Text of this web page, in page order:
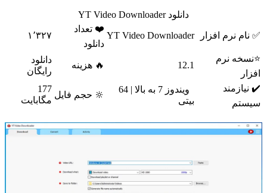
دانلود YT Video Downloader
✅ نام نرم افزار YT Video Downloader
❤️ تعداد
دانلود
۱٬۳۲۷
⭐نسخه نرم
افزار
12.1 🔥 هزینه
دانلود
رایگان
✔️ نیازمند
سیستم
ویندوز 7 به بالا | 64
بیتی
🔆 حجم فایل
177
مگابایت